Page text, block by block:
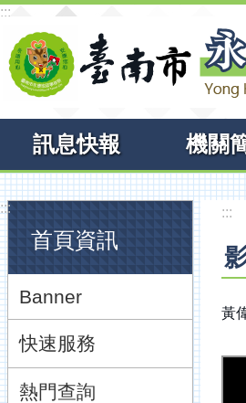
跳到主要內容區塊
:::
訊息快報 機關
:::
首頁資訊
Banner
快速服務
熱門查詢
:::
黃